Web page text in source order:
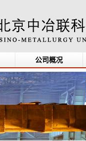
公司概况